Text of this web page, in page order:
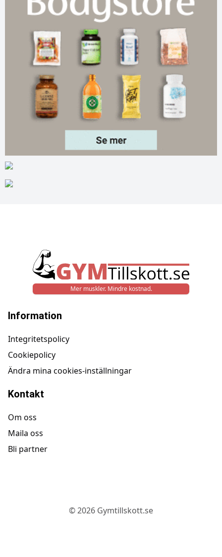
Mer muskler. Mindre kostnad.
Information
Integritetspolicy
Cookiepolicy
Ändra mina cookies-inställningar
Kontakt
Om oss
Maila oss
Bli partner
©2026 Gymtillskott.se